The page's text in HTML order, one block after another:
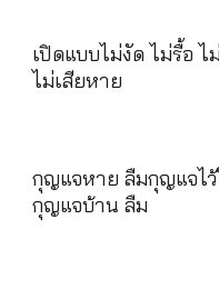
เปิดแบบไม่งัด ไม่รื้อ
ไม่เสียหาย
กุญแจหาย ลืมกุญแจไ
กุญแจบ้าน ลืม